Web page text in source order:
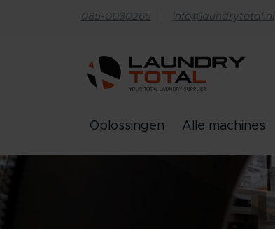
085-0030265 info@laundrytotal.nl
Oplossingen Alle machines